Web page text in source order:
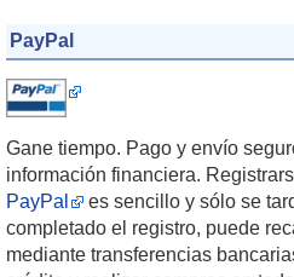
PayPal
Gane tiempo. Pago y envío
información financiera.
PayPal
es sencillo y sólo se
completado el registro, puede
mediante transferencias